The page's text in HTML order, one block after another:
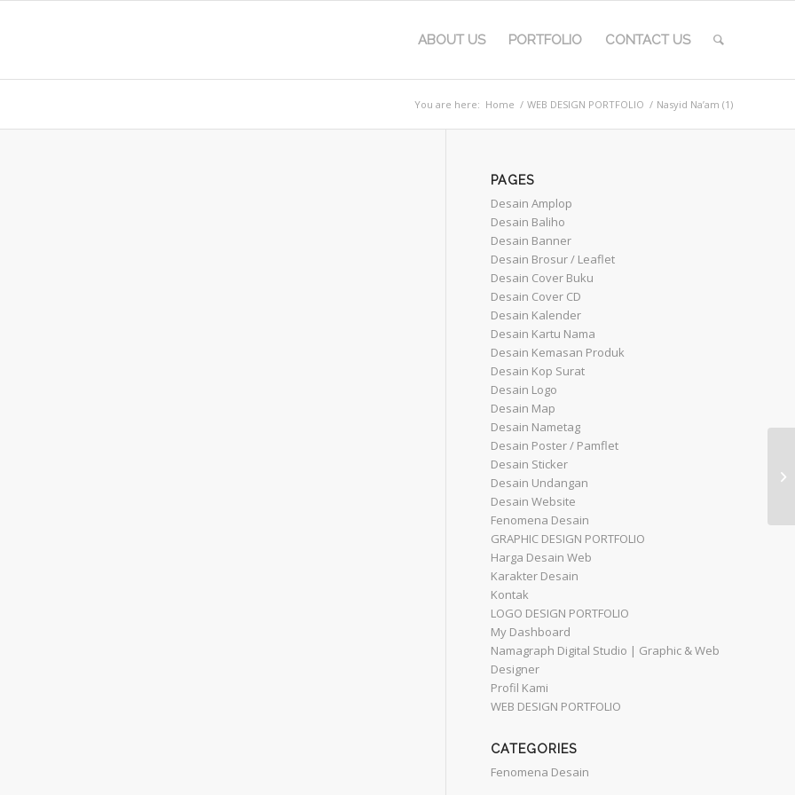
ABOUT US PORTFOLIO CONTACT US
You are here: Home / WEB DESIGN PORTFOLIO / Nasyid Na’am (1)
PAGES
Desain Amplop
Desain Baliho
Desain Banner
Desain Brosur / Leaflet
Desain Cover Buku
Desain Cover CD
Desain Kalender
Desain Kartu Nama
Desain Kemasan Produk
Desain Kop Surat
Desain Logo
Desain Map
Desain Nametag
Desain Poster / Pamflet
Desain Sticker
Desain Undangan
Desain Website
Fenomena Desain
GRAPHIC DESIGN PORTFOLIO
Harga Desain Web
Karakter Desain
Kontak
LOGO DESIGN PORTFOLIO
My Dashboard
Namagraph Digital Studio | Graphic & Web
Designer
Profil Kami
WEB DESIGN PORTFOLIO
CATEGORIES
Fenomena Desain